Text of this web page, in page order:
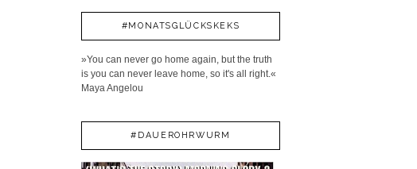
#MONATSGLÜCKSKEKS
»You can never go home again, but the truth
is you can never leave home, so it's all right.«
Maya Angelou
#DAUEROHRWURM